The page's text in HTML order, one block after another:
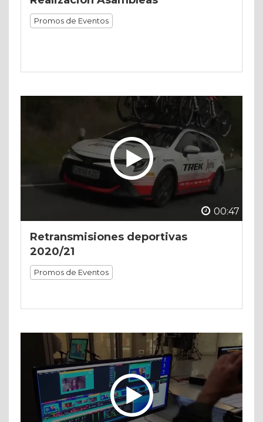
Promos de Eventos
00:47
Retransmisiones deportivas
2020/21
Promos de Eventos